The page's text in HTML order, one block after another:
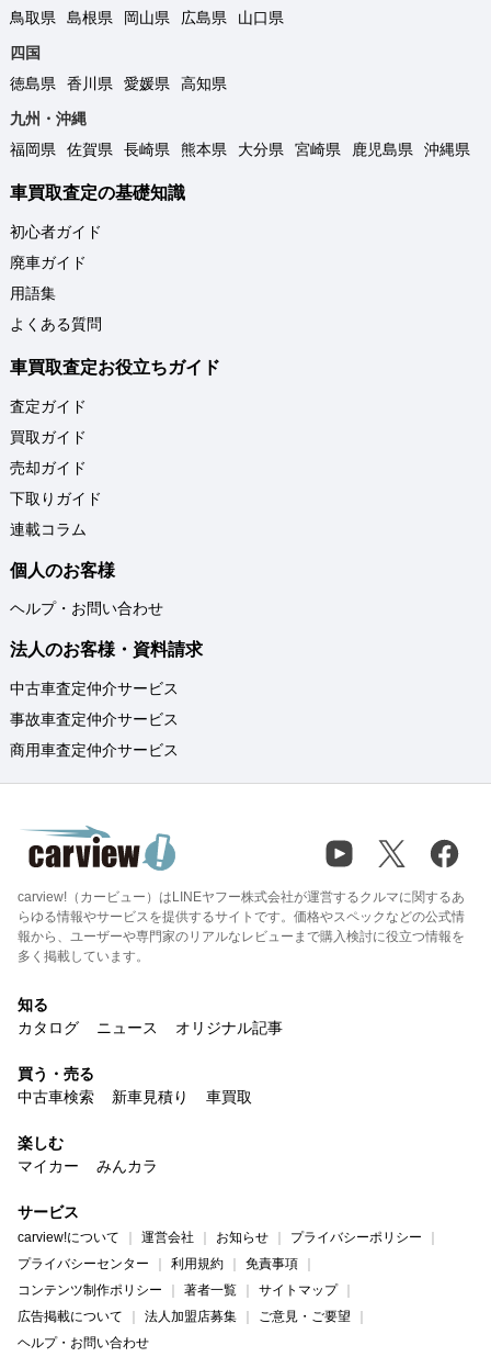
鳥取県
島根県 岡山県 広島県
山口県
四国
徳島県
香川県 愛媛県
高知県
九州・沖縄
福岡県
佐賀県 長崎県 熊本県 大分県 宮崎県 鹿児島県 沖縄県
車買取査定の基礎知識
初心者ガイド
廃車ガイド
用語集
よくある質問
車買取査定お役立ちガイド
査定ガイド
買取ガイド
売却ガイド
下取りガイド
連載コラム
個人のお客様
ヘルプ・お問い合わせ
法人のお客様・資料請求
中古車査定仲介サービス
事故車査定仲介サービス
商用車査定仲介サービス
carview!（カービュー）はLINEヤフー株式会社が運営するクルマに関するあ
らゆる情報やサービスを提供するサイトです。価格やスペックなどの公式情
報から、ユーザーや専門家のリアルなレビューまで購入検討に役立つ情報を
多く掲載しています。
知る
カタログ
ニュース オリジナル記事
買う・売る
中古車検索
新車見積り 車買取
楽しむ
マイカー
みんカラ
サービス
carview!について 運営会社 お知らせ
プライバシーポリシー
プライバシーセンター
利用規約
免責事項
コンテンツ制作ポリシー
著者一覧
サイトマップ
広告掲載について
法人加盟店募集
ご意見・ご要望
ヘルプ・お問い合わせ